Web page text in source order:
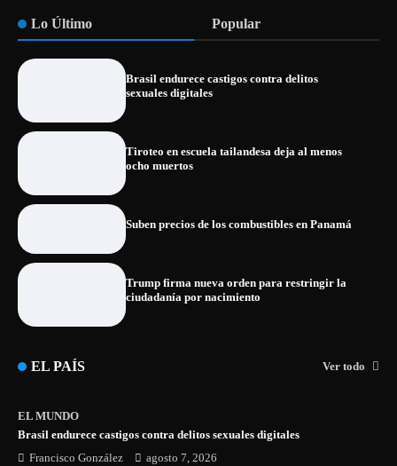
Lo Último Popular
Brasil endurece castigos contra delitos
sexuales digitales
Tiroteo en escuela tailandesa deja al menos
ocho muertos
Suben precios de los combustibles en Panamá
Trump firma nueva orden para restringir la
ciudadanía por nacimiento
EL PAÍS Ver todo
EL MUNDO
Brasil endurece castigos contra delitos sexuales digitales
Francisco González agosto 7, 2026